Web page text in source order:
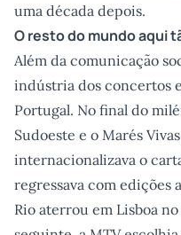
uma década depois.
O resto do mundo aqui
Além da comunicação
indústria dos concertos
Portugal. No final do
Sudoeste e o Marés
internacionalizava o
regressava com edições
Rio aterrou em Lisboa